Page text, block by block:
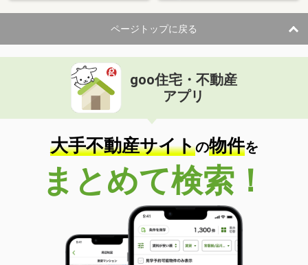
ページトップに戻る
goo住宅・不動産
アプリ
大手不動産サイトの物件を
まとめて検索！